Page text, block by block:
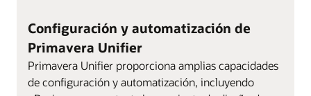
Configuración y automatización de
Primavera Unifier
Primavera Unifier proporciona amplias capacidades
de configuración y automatización, incluyendo